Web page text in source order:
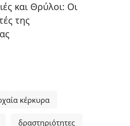
και Θρύλοι: Οι
της
κέρκυρα
δραστηριότητες